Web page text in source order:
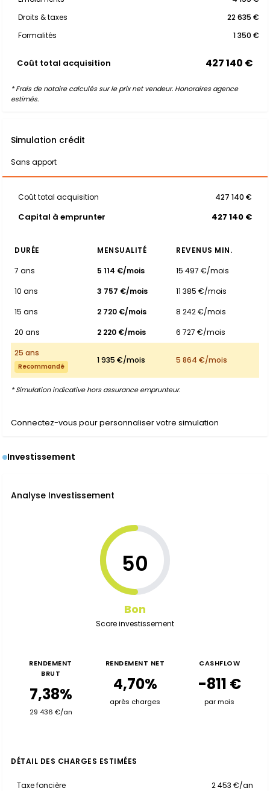
Droits & taxes
22 635 €
Formalités
1 350 €
Coût total acquisition 427 140 €
* Frais de notaire calculés sur le prix net vendeur. Honoraires agence
estimés.
Simulation crédit
Sans apport
Coût total acquisition 427 140 €
Capital à emprunter 427 140 €
DURÉE MENSUALITÉ
REVENUS MIN.
7 ans
5 114 €/mois
15 497 €/mois
10 ans
3 757 €/mois
11 385 €/mois
15 ans
2 720 €/mois
8 242 €/mois
20 ans
2 220 €/mois
6 727 €/mois
25 ans
Recommandé
1 935 €/mois 5 864 €/mois
* Simulation indicative hors assurance emprunteur.
Connectez-vous pour personnaliser votre simulation
Investissement
Analyse Investissement
50
Bon
Score investissement
RENDEMENT
BRUT
7,38%
29 436 €/an
RENDEMENT NET
4,70%
après charges
CASHFLOW
-811 €
par mois
DÉTAIL DES CHARGES ESTIMÉES
Taxe foncière 2 453 €/an